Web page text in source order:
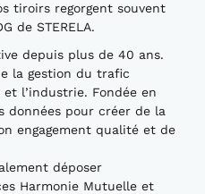
tiroirs regorgent souvent
de STERELA.
depuis plus de 40 ans.
la gestion du trafic
l’industrie. Fondée en
données pour créer de la
engagement qualité et de
déposer
Harmonie Mutuelle et